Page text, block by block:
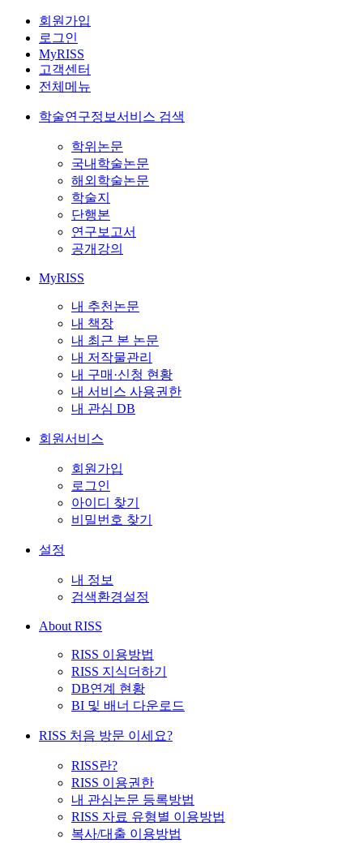
회원가입
로그인
MyRISS
고객센터
전체메뉴
학술연구정보서비스 검색
학위논문
국내학술논문
해외학술논문
학술지
단행본
연구보고서
공개강의
MyRISS
내 추천논문
내 책장
내 최근 본 논문
내 저작물관리
내 구매·신청 현황
내 서비스 사용권한
내 관심 DB
회원서비스
회원가입
로그인
아이디 찾기
비밀번호 찾기
설정
내 정보
검색환경설정
About RISS
RISS 이용방법
RISS 지식더하기
DB연계 현황
BI 및 배너 다운로드
RISS 처음 방문 이세요?
RISS란?
RISS 이용권한
내 관심논문 등록방법
RISS 자료 유형별 이용방법
복사/대출 이용방법